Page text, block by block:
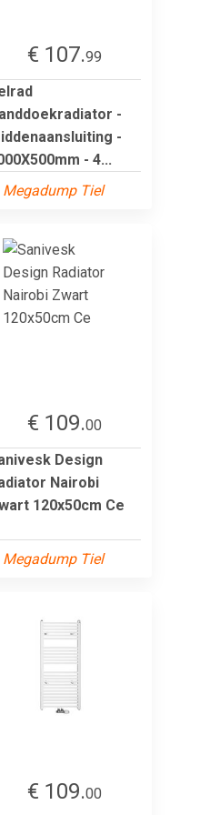
€ 107.99
-
-
- 4...
Megadump Tiel
€ 109.00
Design
Nairobi
120x50cm Ce
Megadump Tiel
€ 109.00